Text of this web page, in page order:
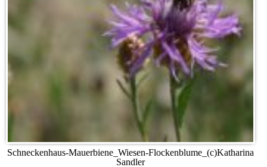
Schneckenhaus-Mauerbiene_Wiesen-Flockenblume_(c)Katharina
Sandler